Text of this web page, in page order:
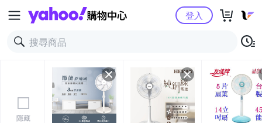
Yahoo購物中心登入
隱藏